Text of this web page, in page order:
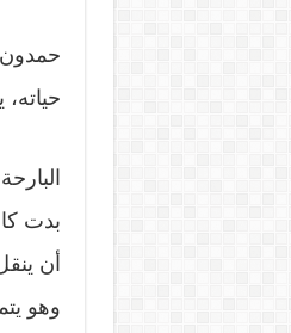
حمدون
بدت
أن
وهو